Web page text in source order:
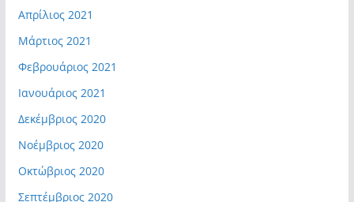
Απρίλιος 2021
Μάρτιος 2021
Φεβρουάριος 2021
Ιανουάριος 2021
Δεκέμβριος 2020
Νοέμβριος 2020
Οκτώβριος 2020
Σεπτέμβριος 2020